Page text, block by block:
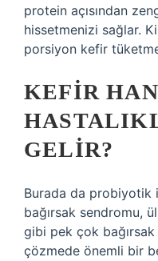
protein açısından
hissetmenizi sağlar.
porsiyon kefir
KEFIR
GELIR?
Burada da probiyotik
bağırsak sendromu,
gibi pek çok
çözmede önemli bir